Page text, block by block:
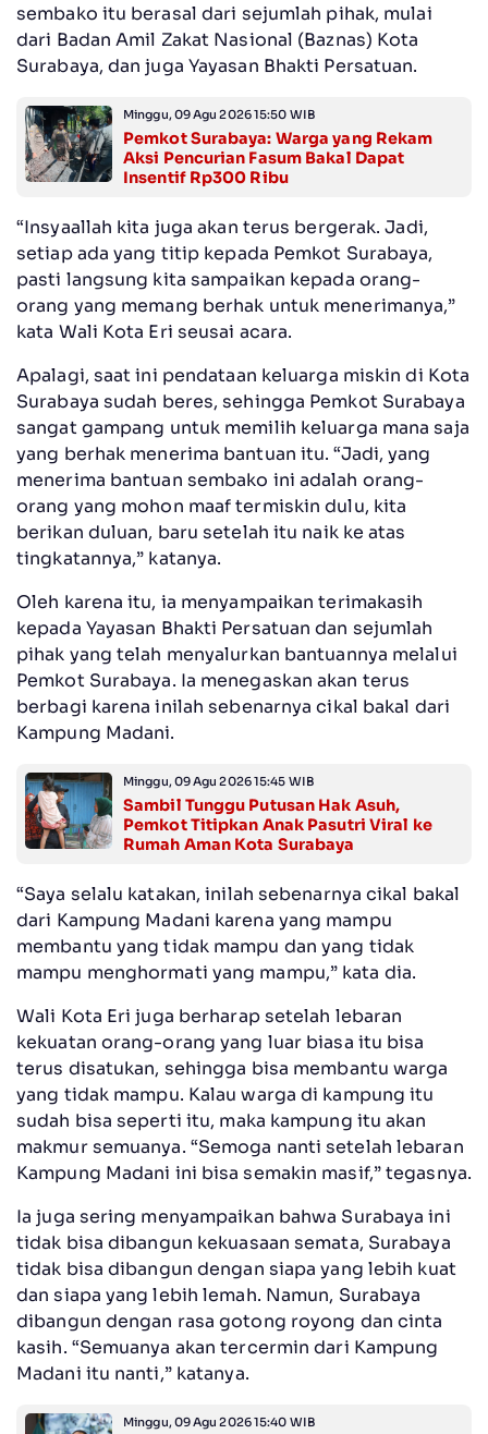
sembako itu berasal dari sejumlah pihak, mulai
dari Badan Amil Zakat Nasional (Baznas) Kota
Surabaya, dan juga Yayasan Bhakti Persatuan.
Minggu, 09 Agu 2026 15:50 WIB
Pemkot Surabaya: Warga yang Rekam
Aksi Pencurian Fasum Bakal Dapat
Insentif Rp300 Ribu
“Insyaallah kita juga akan terus bergerak. Jadi,
setiap ada yang titip kepada Pemkot Surabaya,
pasti langsung kita sampaikan kepada orang-
orang yang memang berhak untuk menerimanya,”
kata Wali Kota Eri seusai acara.
Apalagi, saat ini pendataan keluarga miskin di Kota
Surabaya sudah beres, sehingga Pemkot Surabaya
sangat gampang untuk memilih keluarga mana saja
yang berhak menerima bantuan itu. “Jadi, yang
menerima bantuan sembako ini adalah orang-
orang yang mohon maaf termiskin dulu, kita
berikan duluan, baru setelah itu naik ke atas
tingkatannya,” katanya.
Oleh karena itu, ia menyampaikan terimakasih
kepada Yayasan Bhakti Persatuan dan sejumlah
pihak yang telah menyalurkan bantuannya melalui
Pemkot Surabaya. Ia menegaskan akan terus
berbagi karena inilah sebenarnya cikal bakal dari
Kampung Madani.
Minggu, 09 Agu 2026 15:45 WIB
Sambil Tunggu Putusan Hak Asuh,
Pemkot Titipkan Anak Pasutri Viral ke
Rumah Aman Kota Surabaya
“Saya selalu katakan, inilah sebenarnya cikal bakal
dari Kampung Madani karena yang mampu
membantu yang tidak mampu dan yang tidak
mampu menghormati yang mampu,” kata dia.
Wali Kota Eri juga berharap setelah lebaran
kekuatan orang-orang yang luar biasa itu bisa
terus disatukan, sehingga bisa membantu warga
yang tidak mampu. Kalau warga di kampung itu
sudah bisa seperti itu, maka kampung itu akan
makmur semuanya. “Semoga nanti setelah lebaran
Kampung Madani ini bisa semakin masif,” tegasnya.
Ia juga sering menyampaikan bahwa Surabaya ini
tidak bisa dibangun kekuasaan semata, Surabaya
tidak bisa dibangun dengan siapa yang lebih kuat
dan siapa yang lebih lemah. Namun, Surabaya
dibangun dengan rasa gotong royong dan cinta
kasih. “Semuanya akan tercermin dari Kampung
Madani itu nanti,” katanya.
Minggu, 09 Agu 2026 15:40 WIB